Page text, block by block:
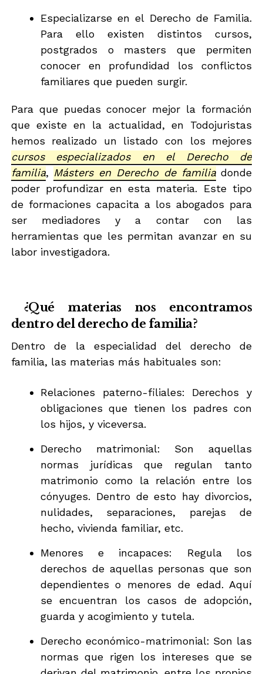
Especializarse en el Derecho de Familia.
Para ello existen distintos cursos,
postgrados o masters que permiten
conocer en profundidad los conflictos
familiares que pueden surgir.
Para que puedas conocer mejor la formación
que existe en la actualidad, en Todojuristas
hemos realizado un listado con los mejores
cursos especializados en el Derecho de
familia, Másters en Derecho de familiadonde
poder profundizar en esta materia. Este tipo
de formaciones capacita a los abogados para
ser mediadores y a contar con las
herramientas que les permitan avanzar en su
labor investigadora.
¿Qué materias nos encontramos
dentro del derecho de familia?
Dentro de la especialidad del derecho de
familia, las materias más habituales son:
Relaciones paterno-filiales: Derechos y
obligaciones que tienen los padres con
los hijos, y viceversa.
Derecho matrimonial: Son aquellas
normas jurídicas que regulan tanto
matrimonio como la relación entre los
cónyuges. Dentro de esto hay divorcios,
nulidades, separaciones, parejas de
hecho, vivienda familiar, etc.
Menores e incapaces: Regula los
derechos de aquellas personas que son
dependientes o menores de edad. Aquí
se encuentran los casos de adopción,
guarda y acogimiento y tutela.
Derecho económico-matrimonial: Son las
normas que rigen los intereses que se